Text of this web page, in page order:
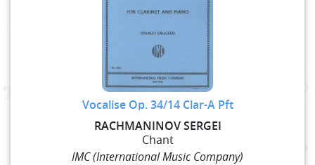
Vocalise Op. 34/14 Clar-A Pft
RACHMANINOV SERGEI
Chant
IMC (International Music Company)